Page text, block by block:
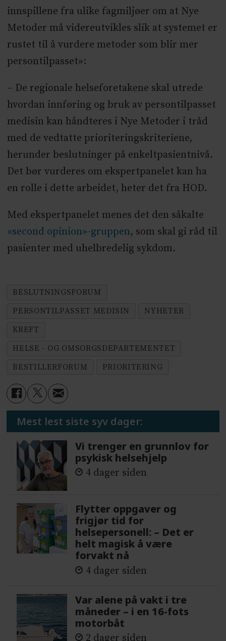
innspillene fra ulike fagmiljøer om at Nye
Metoder må videreutvikles slik at systemet er
rustet til å vurdere metoder som blir mer
persontilpasset»:
– De regionale helseforetakene skal utrede
hvordan innføring og bruk av persontilpasset
medisin kan håndteres i Nye Metoder i tråd
med de vedtatte prioriteringskriteriene,
herunder beslutninger på enkeltpasientnivå.
Det bør vurderes om ekspertpanelet kan ha
en rolle i dette arbeidet, heter det fra HOD.
Med ekspertpanelet menes det den såkalte
«second opinion»-gruppen, som skal gi råd til
pasienter med uhelbredelig sykdom.
BESLUTNINGSFORUM
PERSONTILPASSET MEDISIN
NYHETER
KREFT
HELSE - OG OMSORGSDEPARTEMENTET
BESTILLERFORUM
PRIORITERING
Mest lest siste syv dager:
Vi trenger en grunnlov for
psykisk helsehjelp
4 dager siden
Flytter oppgaver og
frigjør tid for
helsepersonell: – Det er
helt magisk å være
forvakt nå
4 dager siden
Var alene på vakt i tre
måneder – i en 16-fots
motorbåt
2 dager siden